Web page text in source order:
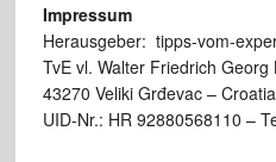
Impressum
Herausgeber: tipps-vom-
TvE vl. Walter Friedrich
43270 Veliki Grđevac –
UID-Nr.: HR 92880568110 –